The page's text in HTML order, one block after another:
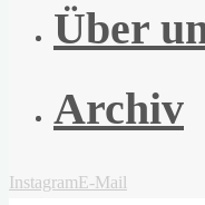
Über
Archiv
InstagramE-Mail